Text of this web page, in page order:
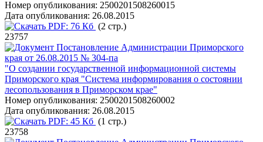
Номер опубликования: 2500201508260015
Дата опубликования: 26.08.2015
PDF: 76 Кб (2 стр.)
23757
Постановление Администрации Приморского
края от 26.08.2015 № 304-па
"О создании государственной информационной системы
Приморского края "Система информирования о состоянии
лесопользования в Приморском крае"
Номер опубликования: 2500201508260002
Дата опубликования: 26.08.2015
PDF: 45 Кб (1 стр.)
23758